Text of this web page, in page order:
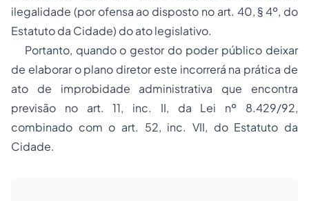
ilegalidade (por ofensa ao disposto no art. 40, § 4º, do
Estatuto da Cidade) do ato legislativo.
Portanto, quando o gestor do poder público deixar
de elaborar o plano diretor este incorrerá na prática de
ato de improbidade administrativa que encontra
previsão no art. 11, inc. II, da Lei nº 8.429/92,
combinado com o art. 52, inc. VII, do Estatuto da
Cidade.